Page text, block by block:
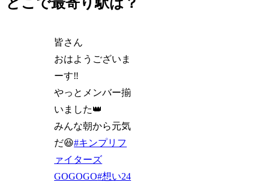
皆さん
おはようございま
ーす‼️
やっとメンバー揃
いました👑
みんな朝から元気
だ😆#キンプリフ
ァイターズ
GOGOGO#想い24